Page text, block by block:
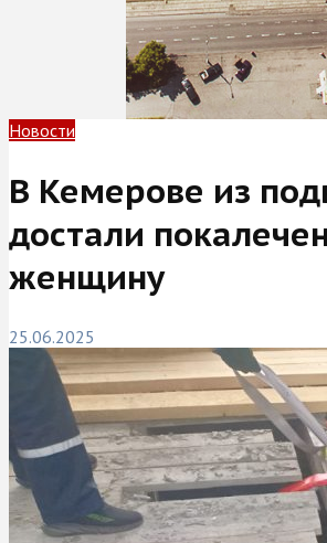
Новости
В Кемерове из
достали
женщину
25.06.2025